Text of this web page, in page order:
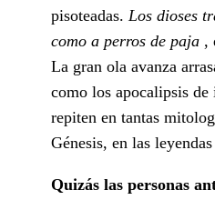
pisoteadas. Los dioses
como a perros de paja ,
La gran ola avanza
como los apocalipsis de
repiten en tantas
Génesis, en las
Quizás las personas